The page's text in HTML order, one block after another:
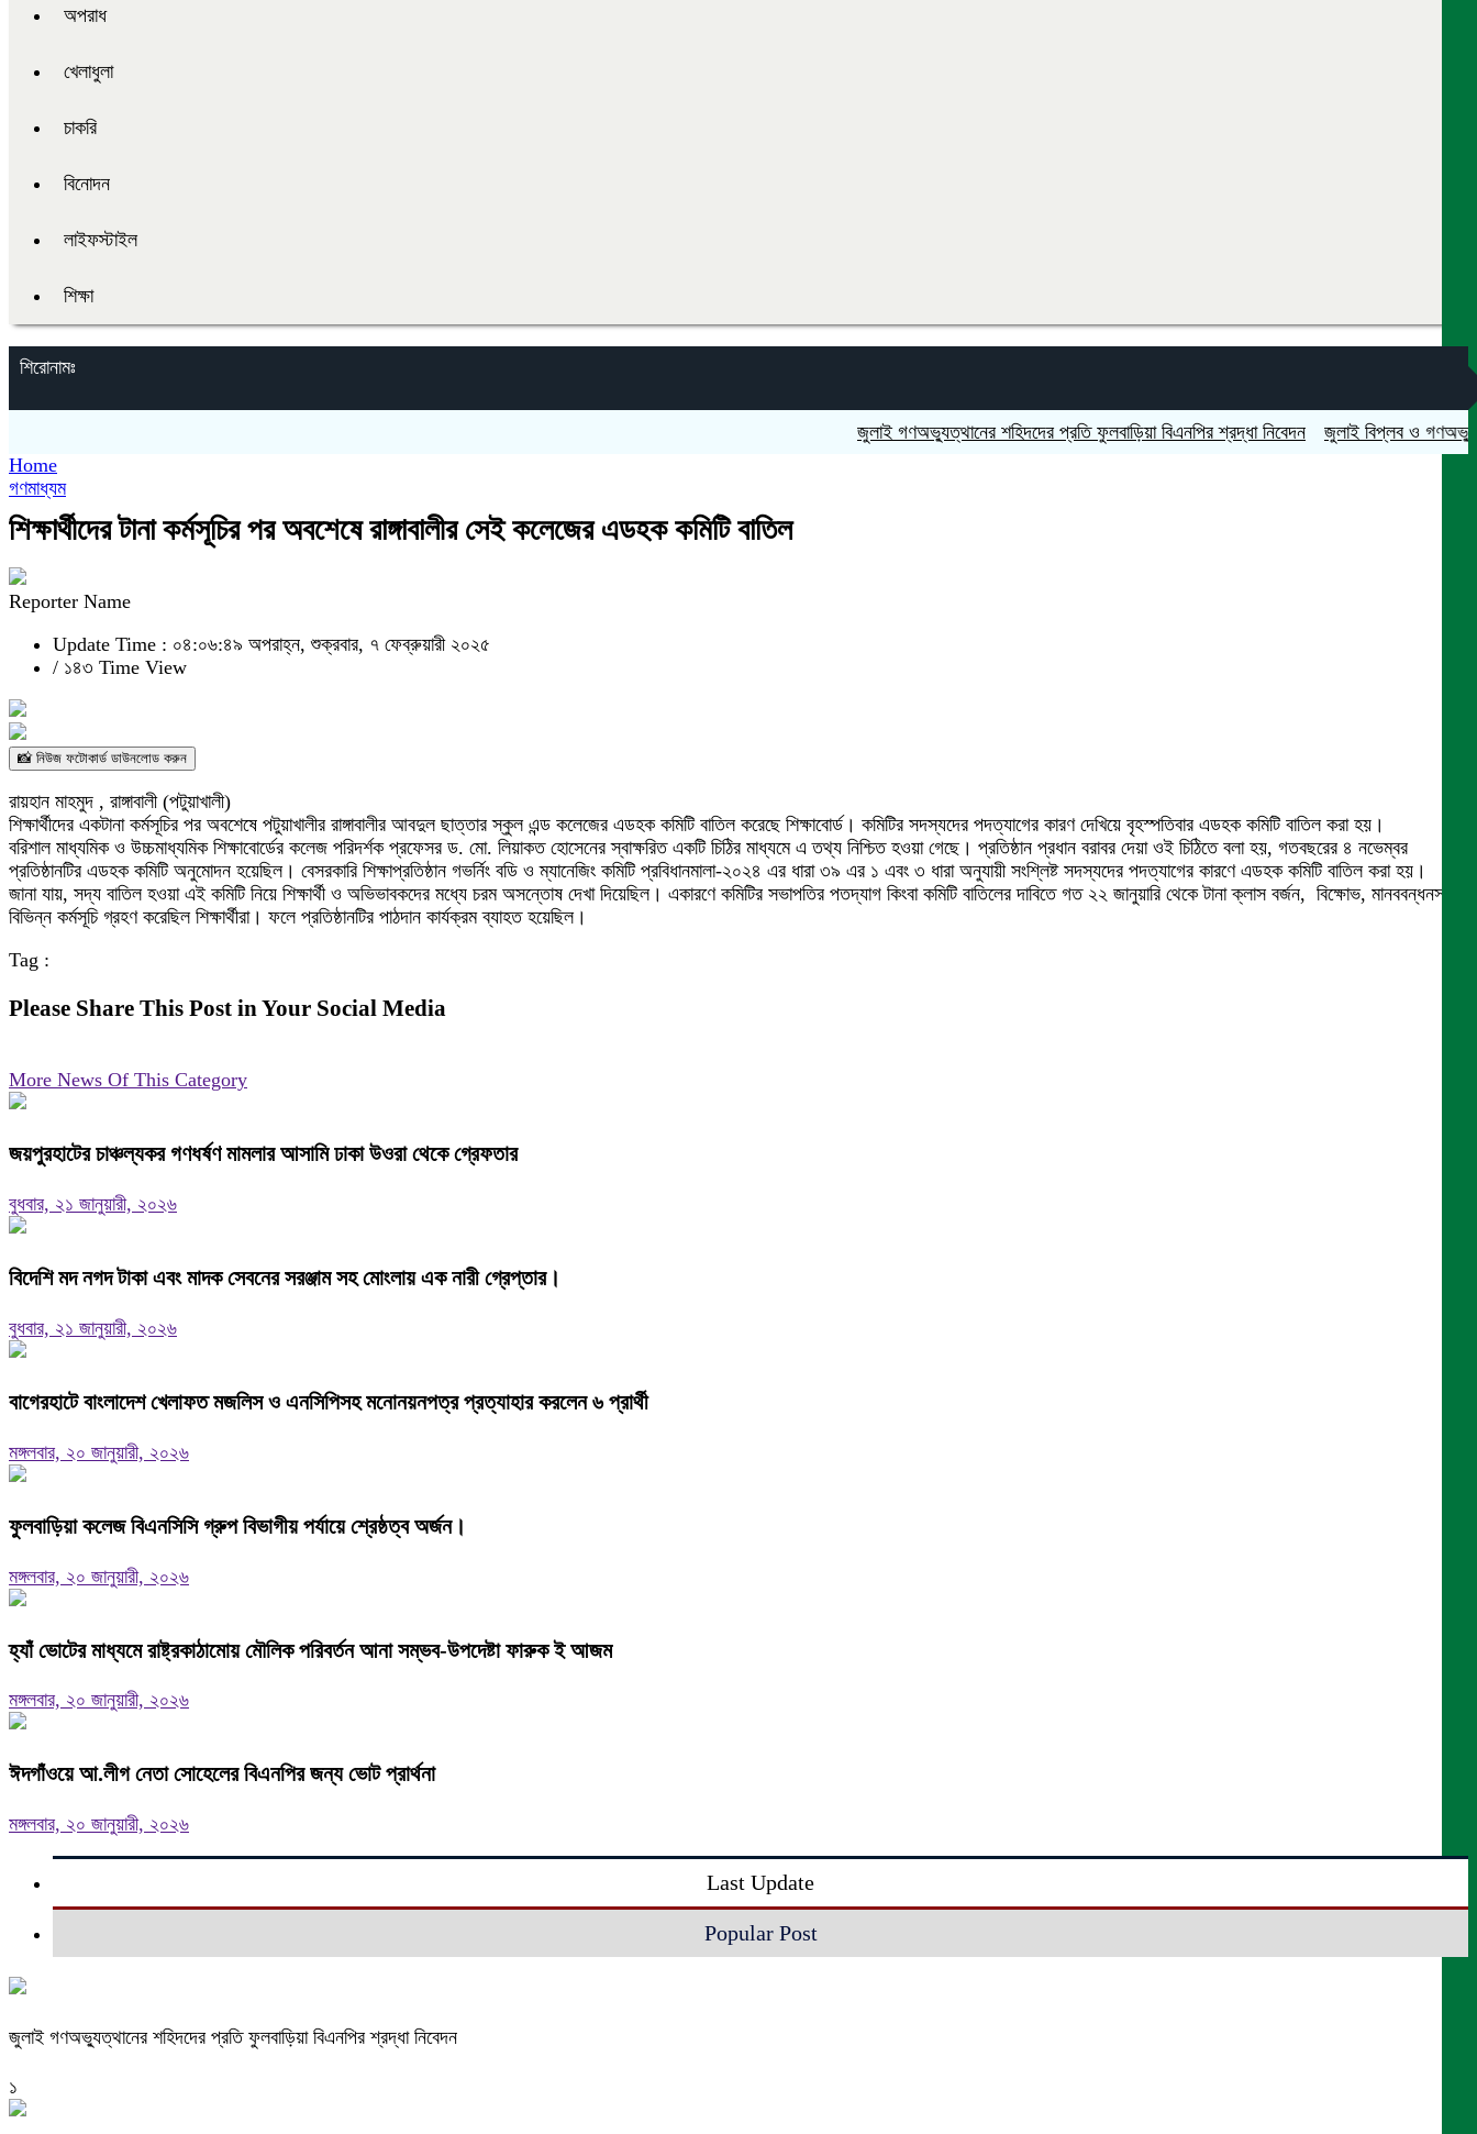
অপরাধ
খেলাধুলা
চাকরি
বিনোদন
লাইফস্টাইল
শিক্ষা
শিরোনামঃ
জুলাই গণঅভ্যুত্থানের শহিদদের প্রতি ফুলবাড়িয়া বিএনপির শ্রদ্ধা নিবেদন
জুলাই বিপ্লব ও গণঅভ্যুত্থান
Home
গণমাধ্যম
শিক্ষার্থীদের টানা কর্মসূচির পর অবশেষে রাঙ্গাবালীর সেই কলেজের এডহক কমিটি বাতিল
Reporter Name
Update Time : ০৪:০৬:৪৯ অপরাহ্ন, শুক্রবার, ৭ ফেব্রুয়ারী ২০২৫
/ ১৪৩ Time View
📸 নিউজ ফটোকার্ড ডাউনলোড করুন
রায়হান মাহমুদ , রাঙ্গাবালী (পটুয়াখালী)
শিক্ষার্থীদের একটানা কর্মসূচির পর অবশেষে পটুয়াখালীর রাঙ্গাবালীর আবদুল ছাত্তার স্কুল এন্ড কলেজের এডহক কমিটি বাতিল করেছে শিক্ষাবোর্ড। কমিটির সদস্যদের পদত্যাগের কারণ দেখিয়ে বৃহস্পতিবার এডহক কমিটি বাতিল করা হয়।
বরিশাল মাধ্যমিক ও উচ্চমাধ্যমিক শিক্ষাবোর্ডের কলেজ পরিদর্শক প্রফেসর ড. মো. লিয়াকত হোসেনের স্বাক্ষরিত একটি চিঠির মাধ্যমে এ তথ্য নিশ্চিত হওয়া গেছে। প্রতিষ্ঠান প্রধান বরাবর দেয়া ওই চিঠিতে বলা হয়, গতবছরের ৪ নভেম্বর
প্রতিষ্ঠানটির এডহক কমিটি অনুমোদন হয়েছিল। বেসরকারি শিক্ষাপ্রতিষ্ঠান গভর্নিং বডি ও ম্যানেজিং কমিটি প্রবিধানমালা-২০২৪ এর ধারা ৩৯ এর ১ এবং ৩ ধারা অনুযায়ী সংশ্লিষ্ট সদস্যদের পদত্যাগের কারণে এডহক কমিটি বাতিল করা হয়।
জানা যায়, সদ্য বাতিল হওয়া এই কমিটি নিয়ে শিক্ষার্থী ও অভিভাবকদের মধ্যে চরম অসন্তোষ দেখা দিয়েছিল। একারণে কমিটির সভাপতির পতদ্যাগ কিংবা কমিটি বাতিলের দাবিতে গত ২২ জানুয়ারি থেকে টানা ক্লাস বর্জন, বিক্ষোভ, মানববন্ধনসহ
বিভিন্ন কর্মসূচি গ্রহণ করেছিল শিক্ষার্থীরা। ফলে প্রতিষ্ঠানটির পাঠদান কার্যক্রম ব্যাহত হয়েছিল।
Tag :
Please Share This Post in Your Social Media
More News Of This Category
জয়পুরহাটের চাঞ্চল্যকর গণধর্ষণ মামলার আসামি ঢাকা উওরা থেকে গ্রেফতার
বুধবার, ২১ জানুয়ারী, ২০২৬
বিদেশি মদ নগদ টাকা এবং মাদক সেবনের সরঞ্জাম সহ মোংলায় এক নারী গ্রেপ্তার।
বুধবার, ২১ জানুয়ারী, ২০২৬
বাগেরহাটে বাংলাদেশ খেলাফত মজলিস ও এনসিপিসহ মনোনয়নপত্র প্রত্যাহার করলেন ৬ প্রার্থী
মঙ্গলবার, ২০ জানুয়ারী, ২০২৬
ফুলবাড়িয়া কলেজ বিএনসিসি গ্রুপ বিভাগীয় পর্যায়ে শ্রেষ্ঠত্ব অর্জন।
মঙ্গলবার, ২০ জানুয়ারী, ২০২৬
হ্যাঁ ভোটের মাধ্যমে রাষ্ট্রকাঠামোয় মৌলিক পরিবর্তন আনা সম্ভব-উপদেষ্টা ফারুক ই আজম
মঙ্গলবার, ২০ জানুয়ারী, ২০২৬
ঈদগাঁওয়ে আ.লীগ নেতা সোহেলের বিএনপির জন্য ভোট প্রার্থনা
মঙ্গলবার, ২০ জানুয়ারী, ২০২৬
Last Update
Popular Post
জুলাই গণঅভ্যুত্থানের শহিদদের প্রতি ফুলবাড়িয়া বিএনপির শ্রদ্ধা নিবেদন
১